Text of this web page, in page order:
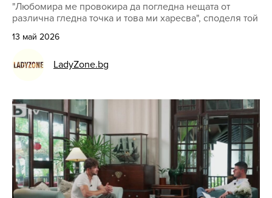
"Любомира ме провокира да погледна нещата от
различна гледна точка и това ми харесва", споделя той
13 май 2026
LadyZone.bg